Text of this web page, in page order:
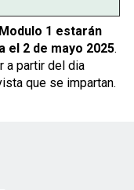
1 estarán
el 2 de mayo 2025.
a partir del dia
que se impartan.